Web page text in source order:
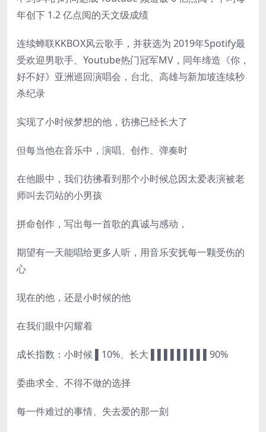
年创下 1.2 亿点阅的天文级成绩
连续蝉联KKBOX风云歌手，并获选为 2019年Spotify最
受欢迎男歌手、Youtube热门冠军MV，同年缔造《你，
好不好》亚洲巡回演唱会，台北、高雄与新加坡连续秒
杀纪录
实现了小时候梦想的他，彷彿已经长大了
但每当他在音乐中，演唱、创作、弹奏时
在他眼中，我们彷彿看到那个小时候总因太爱表演被老
师叫去罚站的小男孩
拼命创作，写出每一首歌的真诚与感动，
期望有一天能唱给更多人听，用音乐安抚每一颗受伤的
心
现在的他，还是小时候的他
在我们眼中闪耀着
成长指数：小时候 ▌10%、长大 ▌▌▌▌▌▌▌▌▌90%
委曲求全、不得不做的选择
每一件难过的事情、失去爱的那一刻